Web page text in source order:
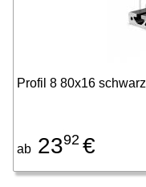
Profil 8 80x16 schwarz
ab 2392 €